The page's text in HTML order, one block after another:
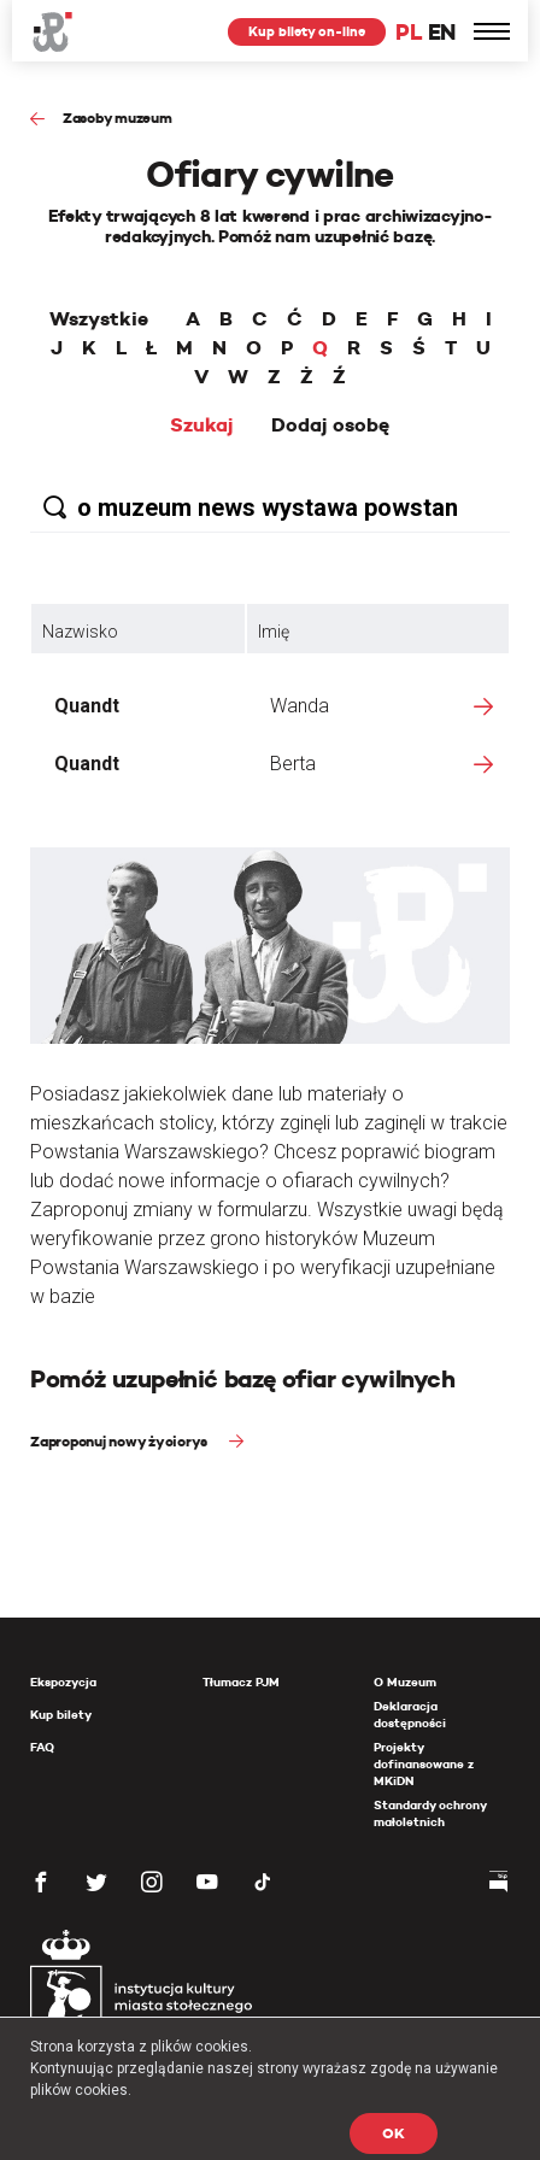
PL EN
Kup bilety on-line
Zasoby muzeum
Ofiary cywilne
Efekty trwających 8 lat kwerend i prac archiwizacyjno-
redakcyjnych. Pomóż nam uzupełnić bazę.
Wszystkie A B C Ć D E F G H
I
J
K L Ł M N O P Q R S Ś T
U
V
W Z Ż
Ź
Szukaj
Dodaj osobę
Nazwisko Imię
Quandt Wanda
Quandt Berta
Posiadasz jakiekolwiek dane lub materiały o
mieszkańcach stolicy, którzy zginęli lub zaginęli w trakcie
Powstania Warszawskiego? Chcesz poprawić biogram
lub dodać nowe informacje o ofiarach cywilnych?
Zaproponuj zmiany w formularzu. Wszystkie uwagi będą
weryfikowanie przez grono historyków Muzeum
Powstania Warszawskiego i po weryfikacji uzupełniane
w bazie
Pomóż uzupełnić bazę ofiar cywilnych
Zaproponuj nowy życiorys
Ekspozycja
Kup bilety
FAQ
Tłumacz PJM
O Muzeum
Deklaracja
dostępności
Projekty
dofinansowane z
MKiDN
Standardy ochrony
małoletnich
Copyright 2026 Muzeum Powstania Warszawskiego
Strona korzysta z plików cookies.
Kontynuując przeglądanie naszej strony wyrażasz zgodę na używanie
plików cookies.
OK